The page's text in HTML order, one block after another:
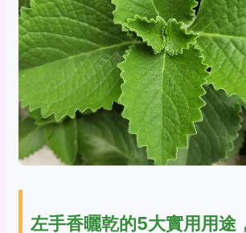
左手香曬乾的5大實用用途